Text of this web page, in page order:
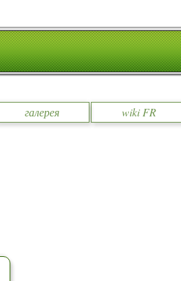
галерея wiki FR